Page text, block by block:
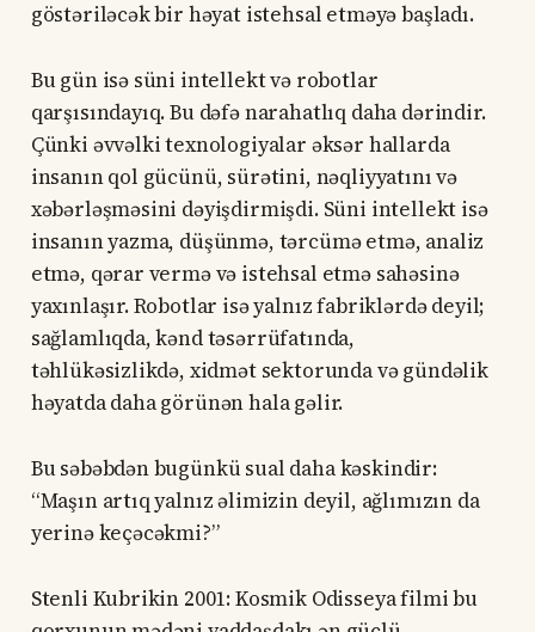
göstəriləcək bir həyat istehsal etməyə başladı.
Bu gün isə süni intellekt və robotlar
qarşısındayıq. Bu dəfə narahatlıq daha dərindir.
Çünki əvvəlki texnologiyalar əksər hallarda
insanın qol gücünü, sürətini, nəqliyyatını və
xəbərləşməsini dəyişdirmişdi. Süni intellekt isə
insanın yazma, düşünmə, tərcümə etmə, analiz
etmə, qərar vermə və istehsal etmə sahəsinə
yaxınlaşır. Robotlar isə yalnız fabriklərdə deyil;
sağlamlıqda, kənd təsərrüfatında,
təhlükəsizlikdə, xidmət sektorunda və gündəlik
həyatda daha görünən hala gəlir.
Bu səbəbdən bugünkü sual daha kəskindir:
“Maşın artıq yalnız əlimizin deyil, ağlımızın da
yerinə keçəcəkmi?”
Stenli Kubrikin 2001: Kosmik Odisseya filmi bu